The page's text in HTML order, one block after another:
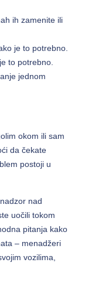
ih zamenite ili
je to potrebno.
to potrebno.
jednom
okom ili sam
da čekate
postoji u
nad
uočili tokom
pitanja kako
– menadžeri
vozilima,